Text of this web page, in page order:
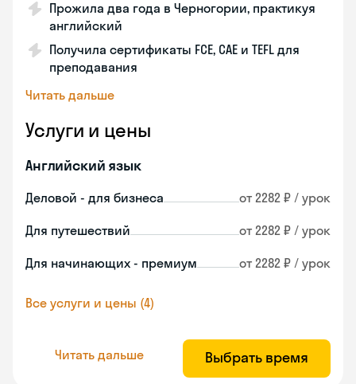
Прожила два года в Черногории, практикуя
английский
Получила сертификаты FCE, CAE и TEFL для
преподавания
Читать дальше
Услуги и цены
Английский язык
Деловой - для бизнеса от 2282 ₽ / урок
Для путешествий от 2282 ₽ / урок
Для начинающих - премиум от 2282 ₽ / урок
Все услуги и цены (4)
Читать дальше Выбрать время